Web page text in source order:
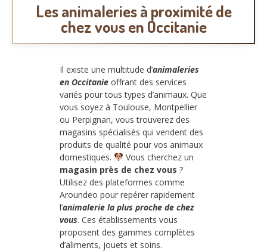
Les animaleries à proximité de
chez vous en Occitanie
Il existe une multitude d’animaleries
en Occitanie offrant des services
variés pour tous types d’animaux. Que
vous soyez à Toulouse, Montpellier
ou Perpignan, vous trouverez des
magasins spécialisés qui vendent des
produits de qualité pour vos animaux
domestiques.
Vous cherchez un
magasin près de chez vous ?
Utilisez des plateformes comme
Aroundeo pour repérer rapidement
l’animalerie la plus proche de chez
vous. Ces établissements vous
proposent des gammes complètes
d’aliments, jouets et soins.